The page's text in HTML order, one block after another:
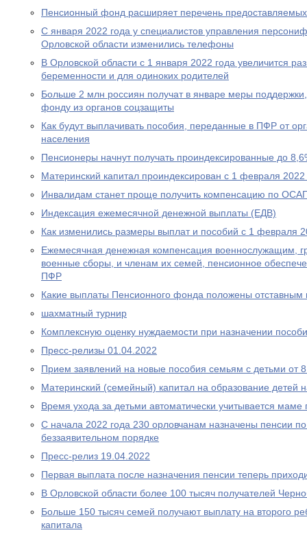
Пенсионный фонд расширяет перечень
С января 2022 года у специалистов управления
Орловской области изменились телефоны
В Орловской области с 1 января 2022 года увеличится
беременности и для одиноких родителей
Больше 2 млн россиян получат в январе меры
фонду из органов соцзащиты
Как будут выплачивать пособия, переданные в ПФР от
населения
Пенсионеры начнут получать проиндексированные до
Материнский капитал проиндексирован с 1 февраля 2022
Инвалидам станет проще получить компенсацию по
Индексация ежемесячной денежной выплаты (ЕДВ)
Как изменились размеры выплат и пособий с 1 февраля
Ежемесячная денежная компенсация военнослужащим,
военные сборы, и членам их семей, пенсионное
ПФР
Какие выплаты Пенсионного фонда положены
шахматный турнир
Комплексную оценку нуждаемости при назначении
Пресс-релизы 01.04.2022
Прием заявлений на новые пособия семьям с детьми от
Материнский (семейный) капитал на образование детей
Время ухода за детьми автоматически учитывается
С начала 2022 года 230 орловчанам назначены пенсии
беззаявительном порядке
Пресс-релиз 19.04.2022
Первая выплата после назначения пенсии теперь
В Орловской области более 100 тысяч получателей
Больше 150 тысяч семей получают выплату на второго
капитала